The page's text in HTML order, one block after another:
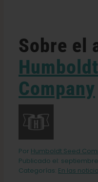
Sobre el
Company
Por Humboldt Seed
Publicado el:
Categorías: En las